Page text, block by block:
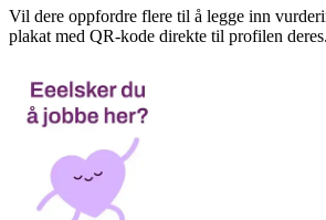
Vil dere oppfordre flere til å legge inn
plakat med QR-kode direkte til profilen deres.